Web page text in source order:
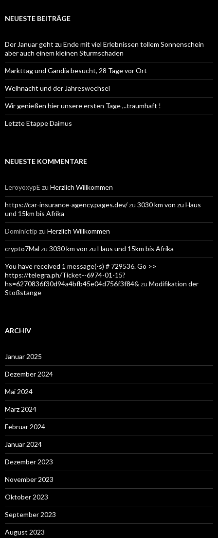
NEUESTE BEITRÄGE
Der Januar geht zu Ende mit viel Erlebnissen tollem Sonnenschein
aber auch einem kleinen Sturmschaden
Markttag und Gandia besucht, 28 Tage vor Ort
Weihnacht und der Jahreswechsel
Wir genießen hier unsere ersten Tage ,..traumhaft !
Letzte Etappe Daimus
NEUESTE KOMMENTARE
LeroyoxypE zu Herzlich Willkommen
https://car-insurance-agency.pages.dev/zu 3030 km von zu Haus
und 15km bis Afrika
Dominictip zu Herzlich Willkommen
crypto7Mal zu 3030 km von zu Haus und 15km bis Afrika
You have received 1 message(-s) # 729536. Go >>
https://telegra.ph/Ticket--6974-01-15?
hs=6270836f30d94a4bfb45e04d756f3f84& zu Modifikation der
Stoßstange
ARCHIV
Januar 2025
Dezember 2024
Mai 2024
März 2024
Februar 2024
Januar 2024
Dezember 2023
November 2023
Oktober 2023
September 2023
August 2023